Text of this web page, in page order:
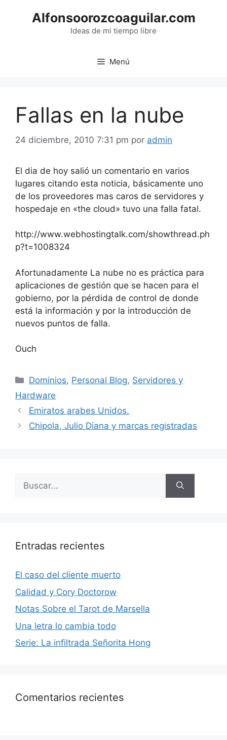
Alfonsoorozcoaguilar.com
Ideas de mi tiempo libre
Menú
Fallas en la nube
24 diciembre, 2010 7:31 pm por admin
El dia de hoy salió un comentario en varios
lugares citando esta noticia, básicamente uno
de los proveedores mas caros de servidores y
hospedaje en «the cloud» tuvo una falla fatal.
http://www.webhostingtalk.com/showthread.ph
p?t=1008324
Afortunadamente La nube no es práctica para
aplicaciones de gestión que se hacen para el
gobierno, por la pérdida de control de donde
está la información y por la introducción de
nuevos puntos de falla.
Ouch
Categorías
Dominios, Personal Blog, Servidores y
Hardware
Emiratos arabes Unidos.
Chipola, Julio Diana y marcas registradas
Buscar:
Entradas recientes
El caso del cliente muerto
Calidad y Cory Doctorow
Notas Sobre el Tarot de Marsella
Una letra lo cambia todo
Serie: La infiltrada Señorita Hong
Comentarios recientes